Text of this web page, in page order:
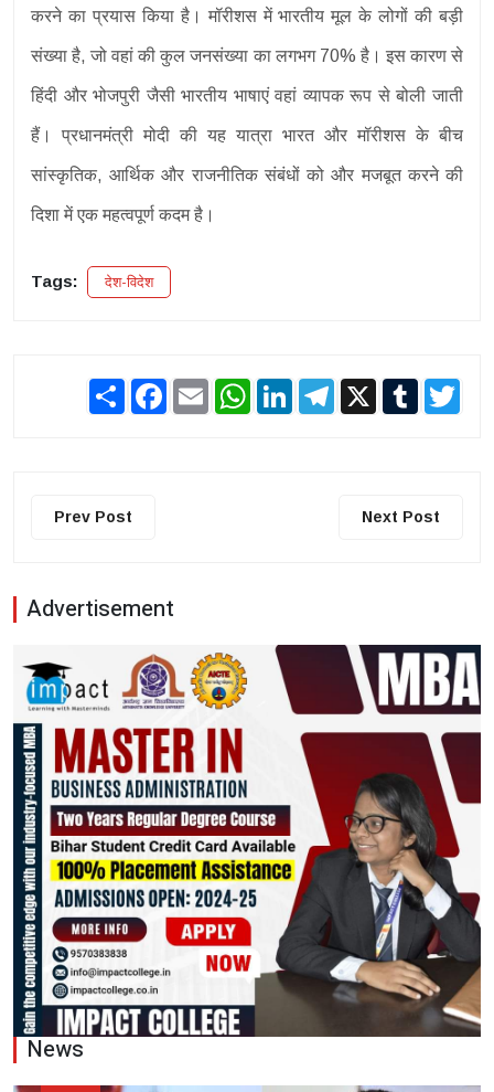
करने का प्रयास किया है। मॉरीशस में भारतीय मूल के लोगों की बड़ी
संख्या है, जो वहां की कुल जनसंख्या का लगभग 70% है। इस कारण से
हिंदी और भोजपुरी जैसी भारतीय भाषाएं वहां व्यापक रूप से बोली जाती
हैं। प्रधानमंत्री मोदी की यह यात्रा भारत और मॉरीशस के बीच
सांस्कृतिक, आर्थिक और राजनीतिक संबंधों को और मजबूत करने की
दिशा में एक महत्वपूर्ण कदम है।
Tags: देश-विदेश
Share Facebook
Email WhatsAppLinkedInTelegram
X Tumblr
Prev Post Next Post
Advertisement
News